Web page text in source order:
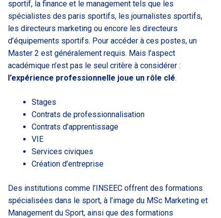
sportif, la finance et le management tels que les
spécialistes des paris sportifs, les journalistes sportifs,
les directeurs marketing ou encore les directeurs
d’équipements sportifs. Pour accéder à ces postes, un
Master 2 est généralement requis. Mais l’aspect
académique n’est pas le seul critère à considérer :
l’expérience professionnelle joue un rôle clé.
Stages
Contrats de professionnalisation
Contrats d’apprentissage
VIE
Services civiques
Création d’entreprise
Des institutions comme l’INSEEC offrent des formations
spécialisées dans le sport, à l’image du MSc Marketing et
Management du Sport, ainsi que des formations